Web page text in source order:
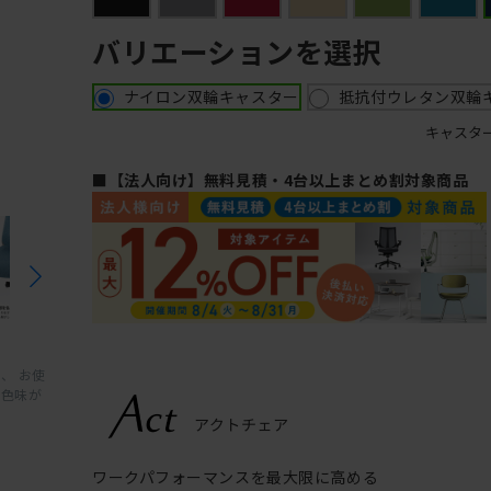
お使
味が
バリエーションを選択
ナイロン双輪キャスター 抵抗付ウレタン双輪
キャスタ
■【法人向け】無料見積・4台以上まとめ割対象商品
ワークパフォーマンスを最大限に高める